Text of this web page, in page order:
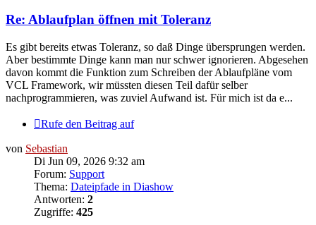
Re: Ablaufplan öffnen mit Toleranz
Es gibt bereits etwas Toleranz, so daß Dinge übersprungen werden.
Aber bestimmte Dinge kann man nur schwer ignorieren. Abgesehen
davon kommt die Funktion zum Schreiben der Ablaufpläne vom
VCL Framework, wir müssten diesen Teil dafür selber
nachprogrammieren, was zuviel Aufwand ist. Für mich ist da e...
Rufe den Beitrag auf
von Sebastian
Di Jun 09, 2026 9:32 am
Forum: Support
Thema: Dateipfade in Diashow
Antworten: 2
Zugriffe: 425